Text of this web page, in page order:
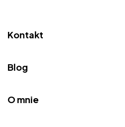
Kontakt
Blog
O mnie